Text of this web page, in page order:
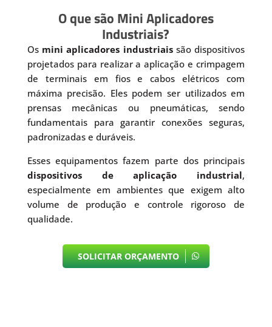
O que são Mini Aplicadores
Industriais?
Os mini aplicadores industriaissão dispositivos
projetados para realizar a aplicação e crimpagem
de terminais em fios e cabos elétricos com
máxima precisão. Eles podem ser utilizados em
prensas mecânicas ou pneumáticas, sendo
fundamentais para garantir conexões seguras,
padronizadas e duráveis.
Esses equipamentos fazem parte dos principais
dispositivos de aplicação industrial,
especialmente em ambientes que exigem alto
volume de produção e controle rigoroso de
qualidade.
SOLICITAR ORÇAMENTO